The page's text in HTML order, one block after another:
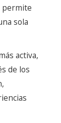
permite
sola
activa,
de los